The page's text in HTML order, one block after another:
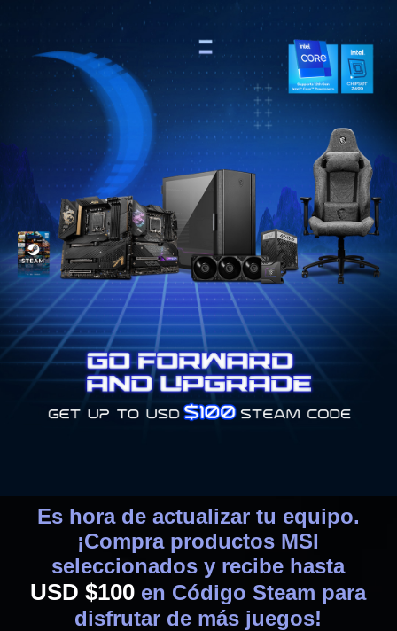
Es hora de actualizar tu equipo.
¡Compra productos MSI
seleccionados y recibe hasta
USD $100 en Código Steam para
disfrutar de más juegos!